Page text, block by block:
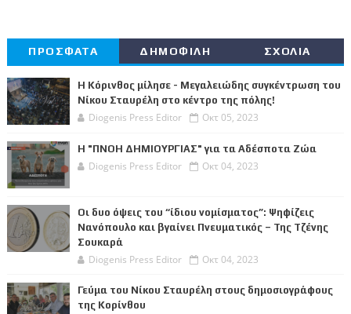
ΠΡΟΣΦΑΤΑ ΔΗΜΟΦΙΛΗ ΣΧΟΛΙΑ
Η Κόρινθος μίλησε - Μεγαλειώδης συγκέντρωση του
Νίκου Σταυρέλη στο κέντρο της πόλης!
Diogenis Press Editor Οκτ 05, 2023
Η "ΠΝΟΗ ΔΗΜΙΟΥΡΓΙΑΣ" για τα Αδέσποτα Ζώα
Diogenis Press Editor Οκτ 04, 2023
Οι δυο όψεις του “ίδιου νομίσματος”: Ψηφίζεις
Νανόπουλο και βγαίνει Πνευματικός – Της Τζένης
Σουκαρά
Diogenis Press Editor Οκτ 04, 2023
Γεύμα του Νίκου Σταυρέλη στους δημοσιογράφους
της Κορίνθου